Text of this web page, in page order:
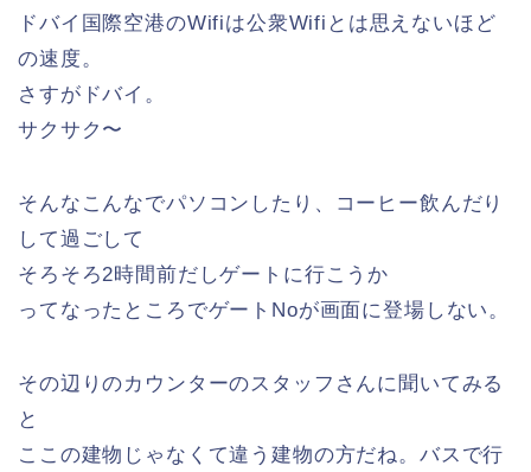
ドバイ国際空港のWifiは公衆Wifiとは思えないほど
の速度。
さすがドバイ。
サクサク〜
そんなこんなでパソコンしたり、コーヒー飲んだり
して過ごして
そろそろ2時間前だしゲートに行こうか
ってなったところでゲートNoが画面に登場しない。
その辺りのカウンターのスタッフさんに聞いてみる
と
ここの建物じゃなくて違う建物の方だね。バスで行